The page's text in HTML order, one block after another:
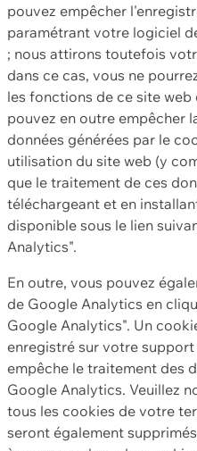
pouvez empêcher
paramétrant votre logiciel
; nous attirons toutefois
dans ce cas, vous ne
les fonctions de ce site
pouvez en outre empêcher
données générées par le
utilisation du site web (y
que le traitement de ces
téléchargeant et en
disponible sous le lien
Analytics".
En outre, vous pouvez
de Google Analytics en
Google Analytics". Un
enregistré sur votre
empêche le traitement des
Google Analytics. Veuillez
tous les cookies de votre
seront également